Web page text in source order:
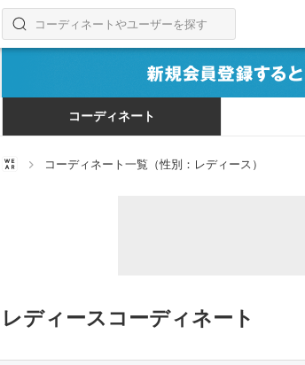
コーディネートやユーザーを探す
検索する
コーディネート
コーディネート一覧（性別：レディース）
レディースコーディネート